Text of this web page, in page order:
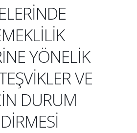
YÖNELİK
VE
DURUM